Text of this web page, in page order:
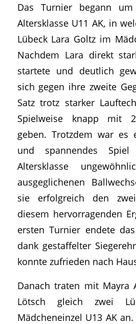
Das Turnier begann
Altersklasse U11 AK, in
Lübeck Lara Goltz im
Nachdem Lara direkt
startete und deutlich
sich gegen ihre zweite
Satz trotz starker
Spielweise knapp mit
geben. Trotzdem war es
und spannendes
Altersklasse
ausgeglichenen
sie erfolgreich den
diesem hervorragenden
ersten Turnier endete
dank gestaffelter
konnte zufrieden nach
Danach traten mit Mayra
Lötsch gleich zwei
Mädcheneinzel U13 AK